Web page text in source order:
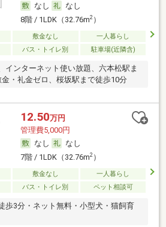
なし
なし
8階 / 1LDK（32.76m2）
敷金なし
一人暮らし
バス・トイレ別 駐車場(近隣含)
インターネット使い放題、六本松駅ま
・礼金ゼロ、桜坂駅まで徒歩10分
12.50万円
管理費5,000円
なし
なし
7階 / 1LDK（32.76m2）
敷金なし
一人暮らし
バス・トイレ別 ペット相談可
歩3分・ネット無料・小型犬・猫飼育